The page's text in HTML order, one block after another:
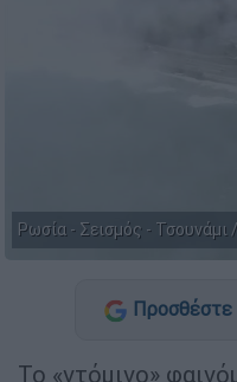
Ρωσία - Σεισμός -
Το «ντόμινο»